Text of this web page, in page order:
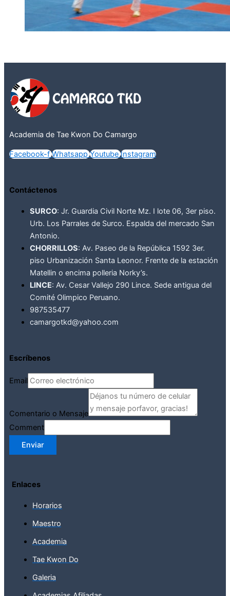
Academia de Tae Kwon Do Camargo
Facebook-f Whatsapp Youtube Instagram
Contáctenos
SURCO: Jr. Guardia Civil Norte Mz. I lote 06, 3er piso.
Urb. Los Parrales de Surco. Espalda del mercado San
Antonio.
CHORRILLOS: Av. Paseo de la República 1592 3er.
piso Urbanización Santa Leonor. Frente de la estación
Matellin o encima polleria Norky’s.
LINCE: Av. Cesar Vallejo 290 Lince. Sede antigua del
Comité Olimpico Peruano.
987535477
camargotkd@yahoo.com
Escríbenos
Email
Comentario o Mensaje
Comment
Enviar
Enlaces
Horarios
Maestro
Academia
Tae Kwon Do
Galeria